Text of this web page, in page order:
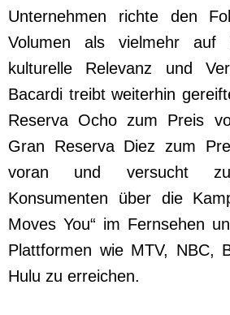
Unternehmen richte den
Volumen als vielmehr auf
kulturelle Relevanz und
Bacardi treibt weiterhin
Reserva Ocho zum Preis
Gran Reserva Diez zum
voran und versucht
Konsumenten über die
Moves You“ im Fernsehen
Plattformen wie MTV, NBC,
Hulu zu erreichen.